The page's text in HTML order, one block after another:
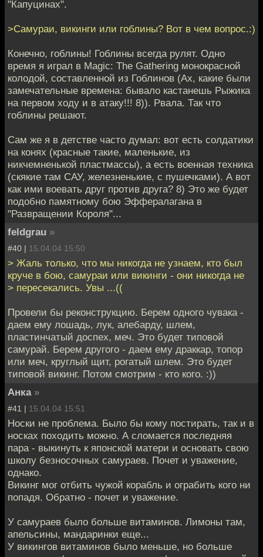
"Капуцинах".
>Самураи, викинги или гоблины? Вот в чем вопрос.:)
Конечно, гоблины! Гоблины всегда рулят. Одно
время я играл в Magic: The Gathering монокрасной
колодой, составленной из Гоблинов (Ах, какие были
замечательные времена: бывало кастанешь Рыжика
на первом ходу и в атаку!!! 8)). Рвала. Так что
гоблины решают.
Сам же я в детстве часто думал: вот есть солдатики
на конях (красные такие, маленькие, из
никчемненькой пластмассы), а есть военная техника
(скякие там САУ, железненькие, с пушечками). А вот
как ими воевать друг против друга? 8) Это же будет
подобно памятному бою Эффералагана в
"Развращении Короля"...
feldgrau »
#40 | 15.04.04 15:50
> Жаль только, что мы никогда не узнаем, кто был
круче в бою, самураи или викинги - они никогда не
> пересекались. Увы ...((
Провели бы реконструкцию. Берем одного чувака -
даем ему лошадь, лук, алебарду, шлем,
пластинчатый доспех, меч. Это будет типовой
самурай. Берем другого - даем ему драккар, топор
или меч, круглый щит, рогатый шлем. Это будет
типовой викинг. Потом смотрим - кто кого. :))
Анка »
#41 | 15.04.04 15:51
Носки не проблема. Было бы кому постирать, так и в
носках походить можно. А сломается последняя
пара - выкинуть к японской матери и основать свою
школу безносочных самураев. Почет и уважение,
однако.
Викинг мог отбить чужой корабль и ограбить кого ни
попадя. Обратно - почет и уважение.
У самураев было больше витаминов. Лимоны там,
апельсины, мандаринки еще...
У викингов витаминов было меньше, но больше